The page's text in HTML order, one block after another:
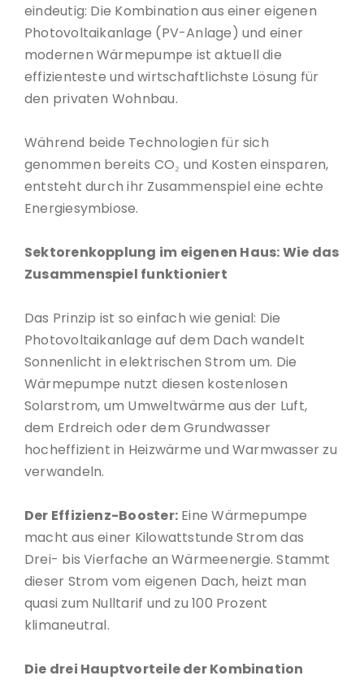
eindeutig: Die Kombination aus einer eigenen
Photovoltaikanlage (PV-Anlage) und einer
modernen Wärmepumpe ist aktuell die
effizienteste und wirtschaftlichste Lösung für
den privaten Wohnbau.
Während beide Technologien für sich
genommen bereits CO₂ und Kosten einsparen,
entsteht durch ihr Zusammenspiel eine echte
Energiesymbiose.
Sektorenkopplung im eigenen Haus: Wie das
Zusammenspiel funktioniert
Das Prinzip ist so einfach wie genial: Die
Photovoltaikanlage auf dem Dach wandelt
Sonnenlicht in elektrischen Strom um. Die
Wärmepumpe nutzt diesen kostenlosen
Solarstrom, um Umweltwärme aus der Luft,
dem Erdreich oder dem Grundwasser
hocheffizient in Heizwärme und Warmwasser zu
verwandeln.
Der Effizienz-Booster:Eine Wärmepumpe
macht aus einer Kilowattstunde Strom das
Drei- bis Vierfache an Wärmeenergie. Stammt
dieser Strom vom eigenen Dach, heizt man
quasi zum Nulltarif und zu 100 Prozent
klimaneutral.
Die drei Hauptvorteile der Kombination